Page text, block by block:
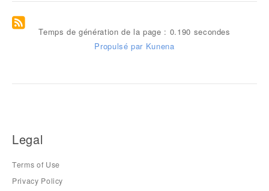
Temps de génération de la page : 0.190 secondes
Propulsé par Kunena
Legal
Terms of Use
Privacy Policy